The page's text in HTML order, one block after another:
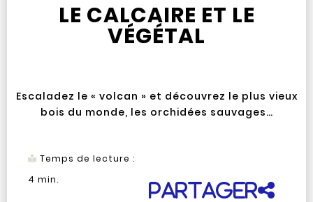
LE CALCAIRE ET LE
VÉGÉTAL
Escaladez le « volcan » et découvrez le plus vieux
bois du monde, les orchidées sauvages…
Temps de lecture :
4 min.
Partager